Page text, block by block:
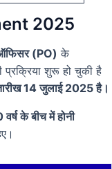
2025
ऑफिसर (PO) के
शुरू हो चुकी है
14 जुलाई 2025 है।
के बीच में होनी